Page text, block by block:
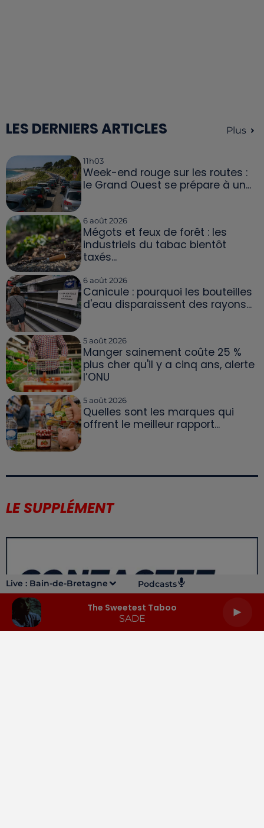
Live : Bain-de-Bretagne Podcasts
The Sweetest Taboo
SADE
LES DERNIERS ARTICLES Plus
11h03
Week-end rouge sur les routes :
le Grand Ouest se prépare à un...
6 août 2026
Mégots et feux de forêt : les
industriels du tabac bientôt
taxés...
6 août 2026
Canicule : pourquoi les bouteilles
d'eau disparaissent des rayons...
5 août 2026
Manger sainement coûte 25 %
plus cher qu'il y a cinq ans, alerte
l’ONU
5 août 2026
Quelles sont les marques qui
offrent le meilleur rapport...
LE SUPPLÉMENT